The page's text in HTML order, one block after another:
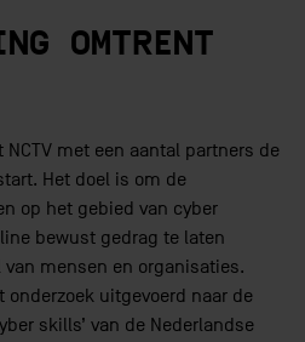
OMTRENT
NCTV met een aantal partners de
Het doel is om de
op het gebied van cyber
bewust gedrag te laten
mensen en organisaties.
uitgevoerd naar de
skills’ van de Nederlandse